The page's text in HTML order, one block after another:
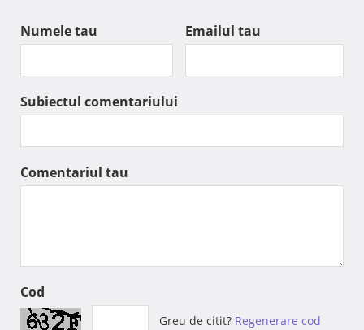
Numele tau Emailul tau
Subiectul comentariului
Comentariul tau
Cod
Greu de citit? Regenerare cod